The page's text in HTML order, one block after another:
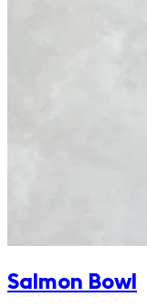
Salmon Bowl